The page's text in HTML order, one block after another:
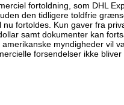
fortoldning, som DHL
den tidligere toldfrie
nu fortoldes. Kun gaver fra
samt dokumenter kan
amerikanske myndigheder vil
forsendelser ikke